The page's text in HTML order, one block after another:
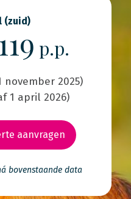
(zuid)
p.p.
november 2025)
1 april 2026)
aanvragen
bovenstaande data